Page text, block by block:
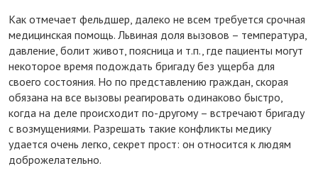
Как отмечает фельдшер, далеко не всем требуется срочная
медицинская помощь. Львиная доля вызовов – температура,
давление, болит живот, поясница и т.п., где пациенты могут
некоторое время подождать бригаду без ущерба для
своего состояния. Но по представлению граждан, скорая
обязана на все вызовы реагировать одинаково быстро,
когда на деле происходит по-другому – встречают бригаду
с возмущениями. Разрешать такие конфликты медику
удается очень легко, секрет прост: он относится к людям
доброжелательно.